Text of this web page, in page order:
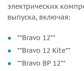
электрических
выпуска, включая:
**Bravo 12**
**Bravo 12 Kite**
**Bravo BP 12**